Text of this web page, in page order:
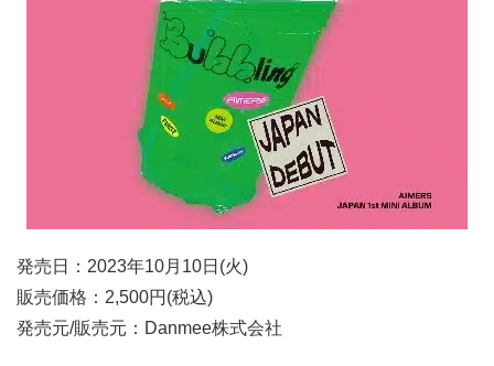
発売日：2023年10月10日(火)
販売価格：2,500円(税込)
発売元/販売元：Danmee株式会社